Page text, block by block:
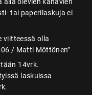
tai paperilaskuja ei
viitteessä olla
/ Matti Möttönen”
14vrk.
laskuissa